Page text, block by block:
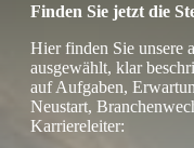
Finden Sie jetzt die
Hier finden Sie unsere
ausgewählt, klar
auf Aufgaben,
Neustart,
Karriereleiter: